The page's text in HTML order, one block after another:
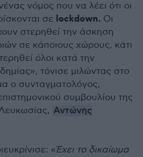
νόμος που να λέει ότι οι
σε lockdown. Οι
στερηθεί την άσκηση
σε κάποιους χώρους, κάτι
όλοι κατά την
τόνισε μιλώντας στο
ο συνταγματολόγος,
συμβουλίου της
Αντώνης
«Έχει το δικαίωμα